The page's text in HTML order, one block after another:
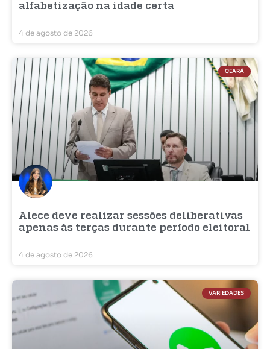
alfabetização na idade certa
4 de agosto de 2026
CEARÁ
Alece deve realizar sessões deliberativas
apenas às terças durante período eleitoral
4 de agosto de 2026
VARIEDADES